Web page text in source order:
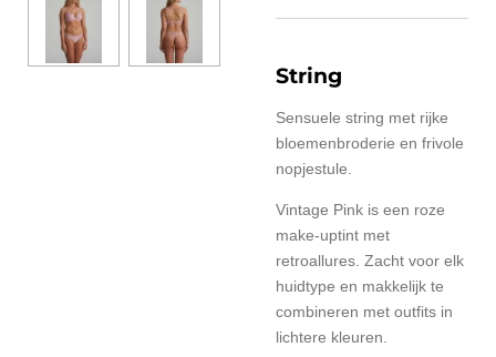
String
Sensuele string met rijke
bloemenbroderie en frivole
nopjestule.
Vintage Pink is een roze
make-uptint met
retroallures. Zacht voor elk
huidtype en makkelijk te
combineren met outfits in
lichtere kleuren.